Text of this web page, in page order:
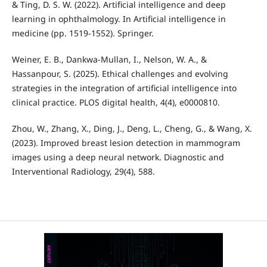
& Ting, D. S. W. (2022). Artificial intelligence and deep
learning in ophthalmology. In Artificial intelligence in
medicine (pp. 1519-1552). Springer.
Weiner, E. B., Dankwa-Mullan, I., Nelson, W. A., &
Hassanpour, S. (2025). Ethical challenges and evolving
strategies in the integration of artificial intelligence into
clinical practice. PLOS digital health, 4(4), e0000810.
Zhou, W., Zhang, X., Ding, J., Deng, L., Cheng, G., & Wang, X.
(2023). Improved breast lesion detection in mammogram
images using a deep neural network. Diagnostic and
Interventional Radiology, 29(4), 588.